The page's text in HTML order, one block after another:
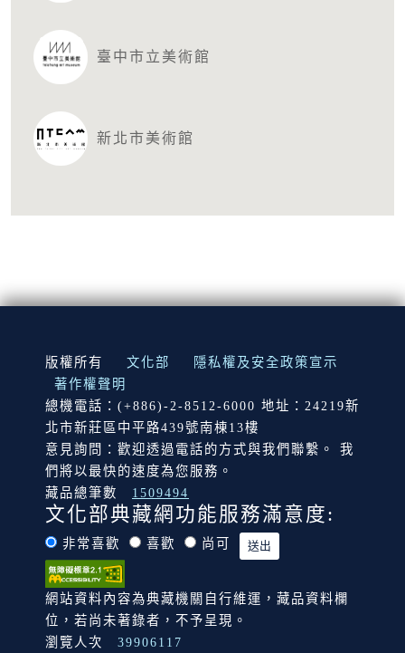
臺中市立美術館
新北市美術館
:::
版權所有 文化部
隱私權及安全政策宣示
著作權聲明
總機電話：(+886)-2-8512-6000 地址：24219新
北市新莊區中平路439號南棟13樓
意見詢問：歡迎透過電話的方式與我們聯繫。 我
們將以最快的速度為您服務。
藏品總筆數
1509494
文化部典藏網功能服務滿意度:
非常喜歡 喜歡 尚可
網站資料內容為典藏機關自行維運，藏品資料欄
位，若尚未著錄者，不予呈現。
瀏覽人次
39906117